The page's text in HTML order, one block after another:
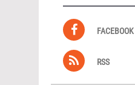
FACEBOOK
RSS